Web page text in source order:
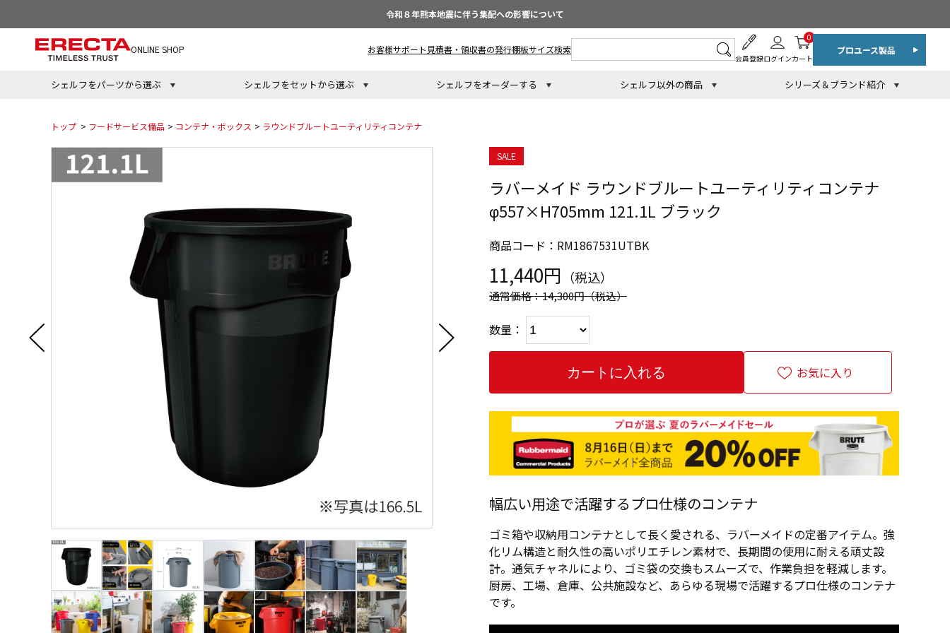
令和８年熊本地震に伴う集配への影響について
ONLINE SHOP お客様サポート 見積書・領収書の発行棚板サイズ検索
会員登録ログインカート
0
プロユース製品
シェルフをパーツから選ぶ シェルフをセットから選ぶ シェルフをオーダーする シェルフ以外の商品 シリーズ＆ブランド紹介
トップ > フードサービス備品 > コンテナ・ボックス > ラウンドブルートユーティリティコンテナ
SALE
ラバーメイド ラウンドブルートユーティリティコンテナ
φ557×H705mm 121.1L ブラック
商品コード：RM1867531UTBK
11,440円 （税込）
通常価格：14,300円（税込）
数量：
お気に入り
幅広い用途で活躍するプロ仕様のコンテナ
ゴミ箱や収納用コンテナとして長く愛される、ラバーメイドの定番アイテム。強
化リム構造と耐久性の高いポリエチレン素材で、長期間の使用に耐える頑丈設
計。通気チャネルにより、ゴミ袋の交換もスムーズで、作業負担を軽減します。
厨房、工場、倉庫、公共施設など、あらゆる現場で活躍するプロ仕様のコンテナ
です。